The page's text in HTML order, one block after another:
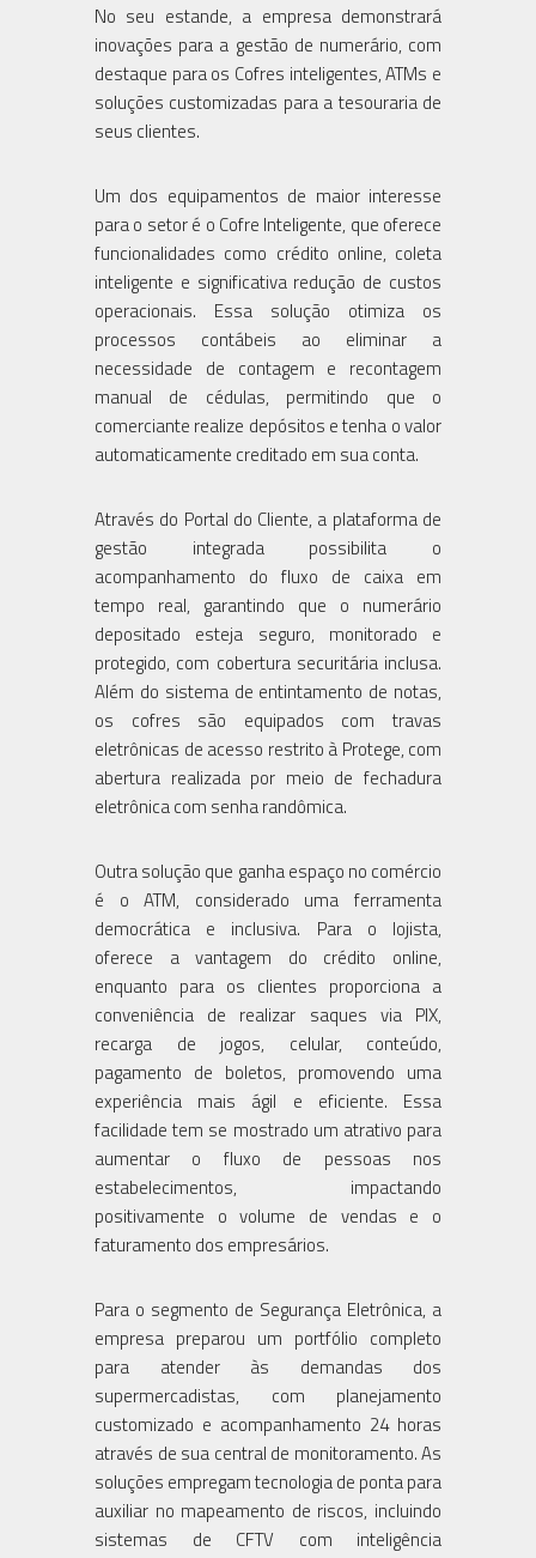
No seu estande, a empresa demonstrará
inovações para a gestão de numerário, com
destaque para os Cofres inteligentes, ATMs e
soluções customizadas para a tesouraria de
seus clientes.
Um dos equipamentos de maior interesse
para o setor é o Cofre Inteligente, que oferece
funcionalidades como crédito online, coleta
inteligente e significativa redução de custos
operacionais. Essa solução otimiza os
processos contábeis ao eliminar a
necessidade de contagem e recontagem
manual de cédulas, permitindo que o
comerciante realize depósitos e tenha o valor
automaticamente creditado em sua conta.
Através do Portal do Cliente, a plataforma de
gestão integrada possibilita o
acompanhamento do fluxo de caixa em
tempo real, garantindo que o numerário
depositado esteja seguro, monitorado e
protegido, com cobertura securitária inclusa.
Além do sistema de entintamento de notas,
os cofres são equipados com travas
eletrônicas de acesso restrito à Protege, com
abertura realizada por meio de fechadura
eletrônica com senha randômica.
Outra solução que ganha espaço no comércio
é o ATM, considerado uma ferramenta
democrática e inclusiva. Para o lojista,
oferece a vantagem do crédito online,
enquanto para os clientes proporciona a
conveniência de realizar saques via PIX,
recarga de jogos, celular, conteúdo,
pagamento de boletos, promovendo uma
experiência mais ágil e eficiente. Essa
facilidade tem se mostrado um atrativo para
aumentar o fluxo de pessoas nos
estabelecimentos, impactando
positivamente o volume de vendas e o
faturamento dos empresários.
Para o segmento de Segurança Eletrônica, a
empresa preparou um portfólio completo
para atender às demandas dos
supermercadistas, com planejamento
customizado e acompanhamento 24 horas
através de sua central de monitoramento. As
soluções empregam tecnologia de ponta para
auxiliar no mapeamento de riscos, incluindo
sistemas de CFTV com inteligência